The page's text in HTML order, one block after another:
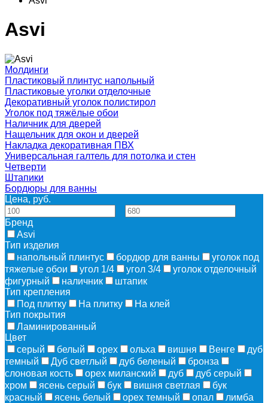
Asvi
Молдинги
Пластиковый плинтус напольный
Пластиковые уголки отделочные
Декоративный уголок полистирол
Уголок под тяжёлые обои
Наличник для дверей
Нащельник для окон и дверей
Накладка декоративная ПВХ
Универсальная галтель для потолка и стен
Четверти
Штапики
Бордюры для ванны
Цена, руб.
Бренд
Asvi
Тип изделия
напольный плинтус
бордюр для ванны
уголок под
тяжелые обои
угол 1/4 угол 3/4
уголок отделочный
фигурный
наличник
штапик
Тип крепления
Под плитку
На плитку
На клей
Тип покрытия
Ламинированный
Цвет
серый
белый орех ольха вишня Венге
дуб
темный
Дуб светлый дуб беленый
бронза
слоновая кость
орех миланский дуб
дуб серый
хром
ясень серый бук вишня светлая
бук
красный
ясень белый орех темный опал
лимба